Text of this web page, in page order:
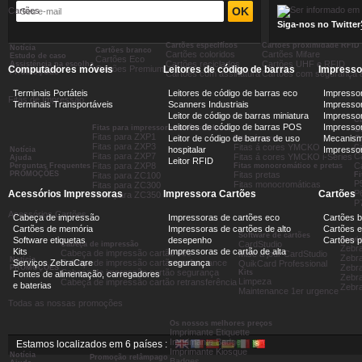
Cartões
Notícia
Estudo de caso
Assistência na escolha
PROMOÇÕES
Cartões branco
Cartões Eco
Cartões Premium
Cartões especifícos
Cartões coloridos
Cartões reciclados
Cartões com assinatura
Cartões proximidade RFID
Cartões Mifare
Cartões UHF e RFID
Cartões com segurança
Fitas de Impressão
Notícia
Ajuda
Perguntas Frequentes
PROMOÇÕES
Fitas para impressora cartões Zebra...
Fitas para ZXP1
Fitas para ZXP3
Fitas para ZXP7
Fitas para ZXP8
Fitas para ZC100
Fitas para ZC300
Fitas para ZC350
Fitas á cores
Fitas á cores YMCKO
Fitas á cores YMCKO i-Séries
Fitas monocromático e pretas
Fitas pretas
Fitas monocromáticas
Acessórios Cartões
Notícia
PROMOÇÕES
Cabeça de impressão
Cabeça de impressão cartão eco
Cabeça de impressão cartão performance
Cabeça de impressão cartão segurança
Cabeça de impressão cartão retransferência
Software de cartões
CardStudio
Mise à jour CardStudio
QuikCard Professional
Kits
Limpeza
Maintenance 1er urgence
Todas as nossas promoções
Notícia
Promoção relâmpago
Os nossos melhores preços
Imprimante Etiquette
Imprimante Badge
Imprimante Kiosque
Siga-nos no Twitter
Computadores móveis
Terminais Portáteis
Terminais Transportáveis
Leitores de código de barras
Leitores de código de barras eco
Scanners Industriais
Leitor de código de barras miniatura
Leitores de código de barras POS
Leitor de código de barras de uso
hospitalar
Leitor RFID
Acessórios Impressoras
Cabeça de impressão
Cartões de memória
Software etiquetas
Kits
Serviços ZebraCare
Fontes de alimentação, carregadores
e baterias
Impressora Cartões
Impressoras de cartões eco
Impressoras de cartões de alto
desepenho
Impressoras de cartão de alta
segurança
Cartões
Cartões
Cartões
Cartões
Estamos localizados em 6 países :